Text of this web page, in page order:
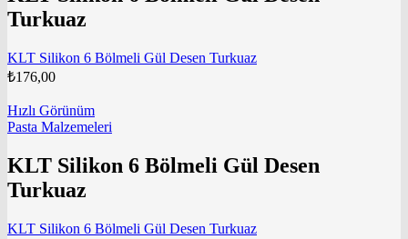
Turkuaz
KLT Silikon 6 Bölmeli Gül Desen Turkuaz
₺176,00
Hızlı Görünüm
Pasta Malzemeleri
KLT Silikon 6 Bölmeli Gül Desen
Turkuaz
KLT Silikon 6 Bölmeli Gül Desen Turkuaz